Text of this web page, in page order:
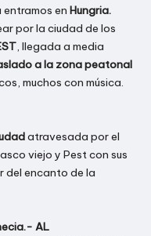
entramos en Hungria.
por la ciudad de los
, llegada a media
a la zona peatonal
muchos con música.
atravesada por el
viejo y Pest con sus
del encanto de la
AL